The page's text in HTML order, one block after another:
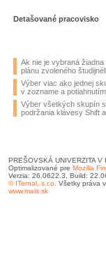
Detašované pracovisko
Ak nie je vybraná
plánu zvoleného
Výber viac ako jednej
v zozname a
Výber všetkých skupín
podržania klávesy Shift
PREŠOVSKÁ UNIVERZITA V
Optimalizované pre Mozilla
Verzia: 26.0622.3, Build:
© ITernal, s.r.o. Všetky práva
www.mais.sk